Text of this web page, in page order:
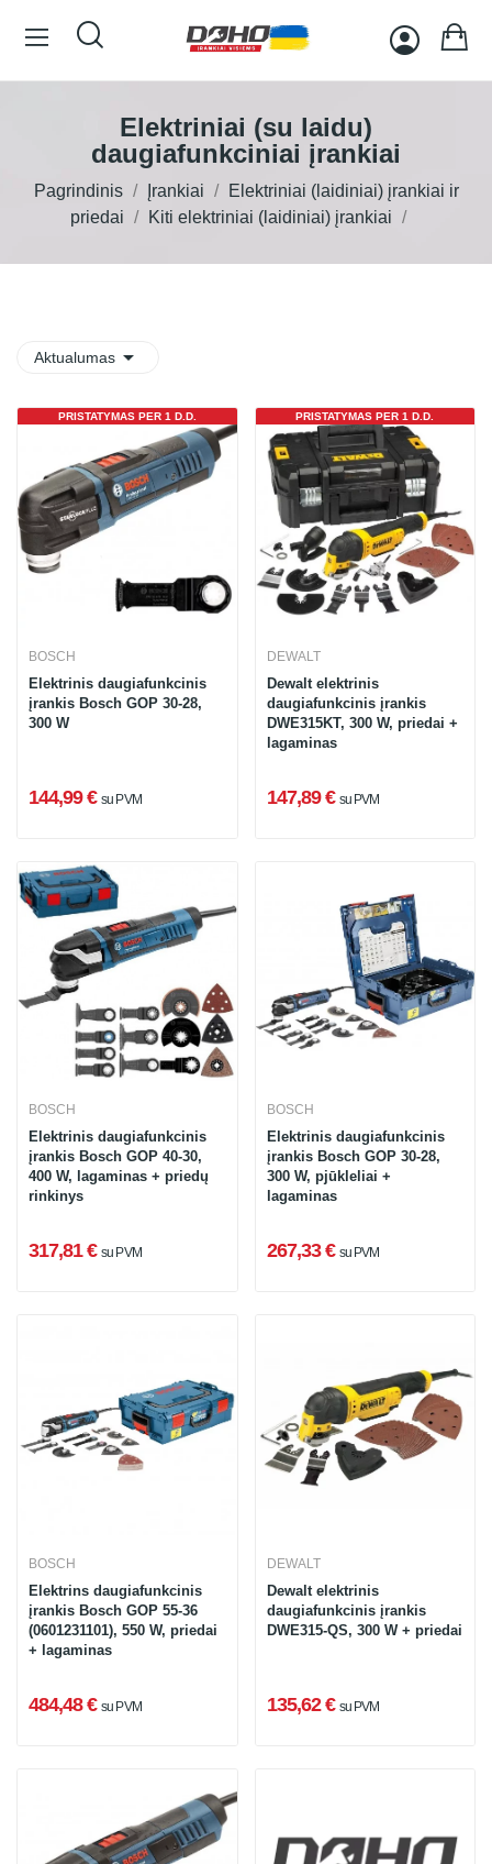
Elektriniai (su laidu)
daugiafunkciniai įrankiai
Pagrindinis Įrankiai
Elektriniai (laidiniai) įrankiai ir
priedai
Kiti elektriniai (laidiniai) įrankiai
Aktualumas 
PRISTATYMAS PER 1 D.D.
BOSCH
Elektrinis daugiafunkcinis
įrankis Bosch GOP 30-28,
300 W
144,99 € su PVM
PRISTATYMAS PER 1 D.D.
DEWALT
Dewalt elektrinis
daugiafunkcinis įrankis
DWE315KT, 300 W, priedai +
lagaminas
147,89 € su PVM
BOSCH
Elektrinis daugiafunkcinis
įrankis Bosch GOP 40-30,
400 W, lagaminas + priedų
rinkinys
317,81 € su PVM
BOSCH
Elektrinis daugiafunkcinis
įrankis Bosch GOP 30-28,
300 W, pjūkleliai +
lagaminas
267,33 € su PVM
BOSCH
Elektrins daugiafunkcinis
įrankis Bosch GOP 55-36
(0601231101), 550 W, priedai
+ lagaminas
484,48 € su PVM
DEWALT
Dewalt elektrinis
daugiafunkcinis įrankis
DWE315-QS, 300 W + priedai
135,62 € su PVM